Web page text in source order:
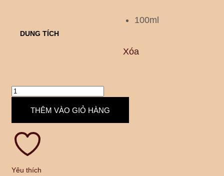
DUNG TÍCH
100ml
Xóa
THÊM VÀO GIỎ HÀNG
Yêu thích